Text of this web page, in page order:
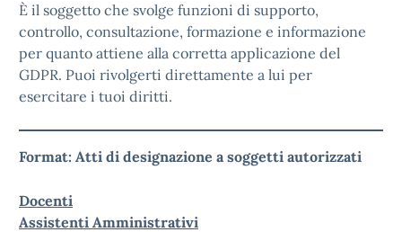
È il soggetto che svolge funzioni di supporto,
controllo, consultazione, formazione e informazione
per quanto attiene alla corretta applicazione del
GDPR. Puoi rivolgerti direttamente a lui per
esercitare i tuoi diritti.
Format: Atti di designazione a soggetti autorizzati
Docenti
Assistenti Amministrativi